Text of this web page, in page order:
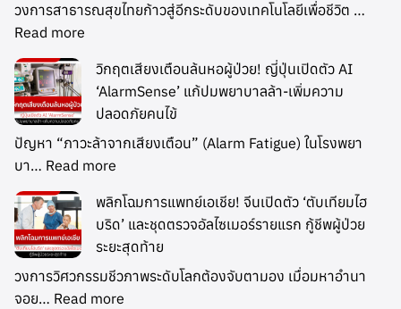
วงการสาธารณสุขไทยก้าวสู่อีกระดับของเทคโนโลยีเพื่อชีวิต …
Read more
วิกฤตเสียงเตือนล้นหอผู้ป่วย! ญี่ปุ่นเปิดตัว AI
‘AlarmSense’ แก้ปมพยาบาลล้า-เพิ่มความ
ปลอดภัยคนไข้
ปัญหา “ภาวะล้าจากเสียงเตือน” (Alarm Fatigue) ในโรงพยา
บา… Read more
พลิกโฉมการแพทย์เอเชีย! จีนเปิดตัว ‘ตับเทียมไฮ
บริด’ และชุดตรวจอัลไซเมอร์รายแรก กู้ชีพผู้ป่วย
ระยะสุดท้าย
วงการวิศวกรรมชีวภาพระดับโลกต้องจับตามอง เมื่อมหาอำนา
จอย… Read more